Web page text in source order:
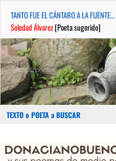
TANTO FUE EL CÁNTARO A LA FUENTE…
Soledad Álvarez[Poeta sugerido]
Buscar:
contenido